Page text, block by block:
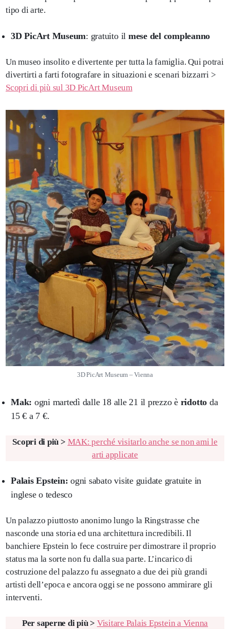
tipo di arte.
3D PicArt Museum: gratuito il mese del compleanno
Un museo insolito e divertente per tutta la famiglia. Qui potrai
divertirti a farti fotografare in situazioni e scenari bizzarri >
Scopri di più sul 3D PicArt Museum
3D PicArt Museum – Vienna
Mak: ogni martedì dalle 18 alle 21 il prezzo è ridotto da
15 € a 7 €.
Scopri di più > MAK: perché visitarlo anche se non ami le
arti applicate
Palais Epstein: ogni sabato visite guidate gratuite in
inglese o tedesco
Un palazzo piuttosto anonimo lungo la Ringstrasse che
nasconde una storia ed una architettura incredibili. Il
banchiere Epstein lo fece costruire per dimostrare il proprio
status ma la sorte non fu dalla sua parte. L’incarico di
costruzione del palazzo fu assegnato a due dei più grandi
artisti dell’epoca e ancora oggi se ne possono ammirare gli
interventi.
Per saperne di più > Visitare Palais Epstein a Vienna